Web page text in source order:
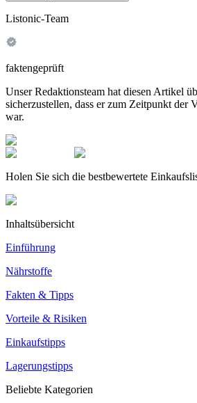
Listonic-Team
faktengeprüft
Unser Redaktionsteam hat diesen Artikel
sicherzustellen, dass er zum Zeitpunkt der
war.
Holen Sie sich die bestbewertete
Inhaltsübersicht
Einführung
Nährstoffe
Fakten & Tipps
Vorteile & Risiken
Einkaufstipps
Lagerungstipps
Beliebte Kategorien